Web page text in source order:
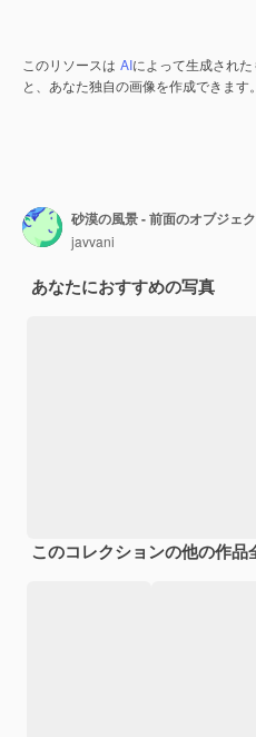
このリソースは AIによって生成された
と、あなた独自の画像を作成できます。
砂漠の風景 - 前面のオブジェ
javvani
あなたにおすすめの写真
このコレクションの他の作品